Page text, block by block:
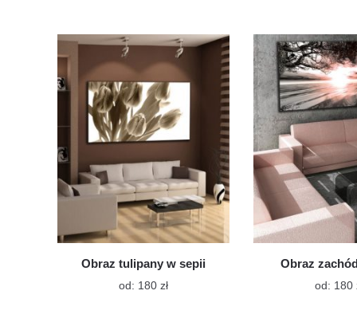
wiele
wariantów.
Opcje
można
wybrać
na
stronie
produktu
Obraz tulipany w sepii
od: 180 złTen
Obraz
od: 180